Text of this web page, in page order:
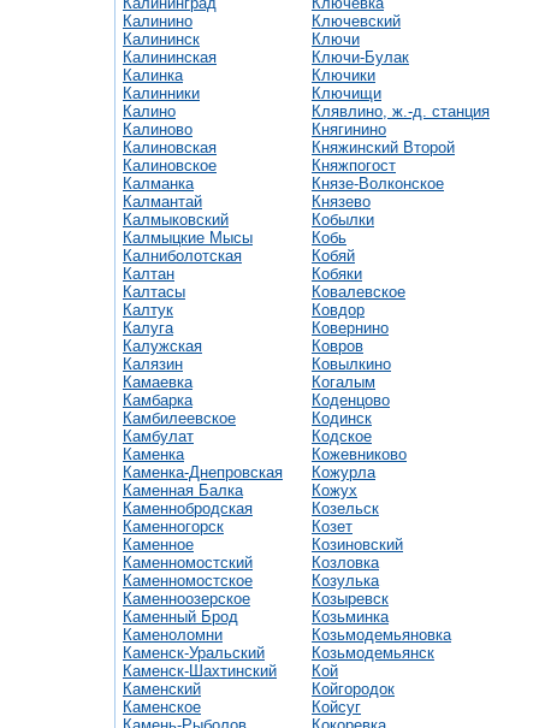
Калинино
Калининск
Калининская
Калинка
Калинники
Калино
Калиново
Калиновская
Калиновское
Калманка
Калмантай
Калмыковский
Калмыцкие Мысы
Калниболотская
Калтан
Калтасы
Калтук
Калуга
Калужская
Калязин
Камаевка
Камбарка
Камбилеевское
Камбулат
Каменка
Каменка-Днепровская
Каменная Балка
Каменнобродская
Каменногорск
Каменное
Каменномостский
Каменномостское
Каменноозерское
Каменный Брод
Каменоломни
Каменск-Уральский
Каменск-Шахтинский
Каменский
Каменское
Ключевский
Ключи
Ключи-Булак
Ключики
Ключищи
Клявлино, ж.-д. станция
Княгинино
Княжинский Второй
Княжпогост
Князе-Волконское
Князево
Кобылки
Кобь
Кобяй
Кобяки
Ковалевское
Ковдор
Ковернино
Ковров
Ковылкино
Когалым
Коденцово
Кодинск
Кодское
Кожевниково
Кожурла
Кожух
Козельск
Козет
Козиновский
Козловка
Козулька
Козыревск
Козьминка
Козьмодемьяновка
Козьмодемьянск
Кой
Койгородок
Койсуг